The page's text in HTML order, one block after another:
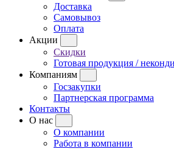
Доставка
Самовывоз
Оплата
Акции
Скидки
Готовая продукция /
Компаниям
Госзакупки
Партнерская программа
Контакты
О нас
О компании
Работа в компании